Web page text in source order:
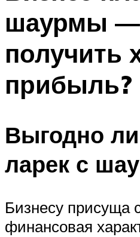
шаурмы —
получить
прибыль?
Выгодно
ларек с
Бизнесу присуща
финансовая